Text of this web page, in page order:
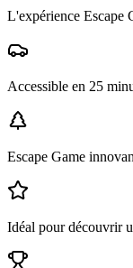
L'expérience Escape
Accessible en 25
Escape Game
Idéal pour découvrir